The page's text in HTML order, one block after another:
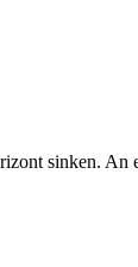
sinken.